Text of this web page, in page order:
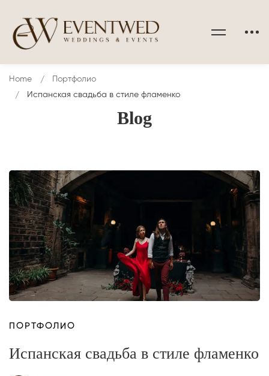
Blog
Home
Портфолио
Испанская свадьба в стиле фламенко
ПОРТФОЛИО
Испанская свадьба в стиле фламенко